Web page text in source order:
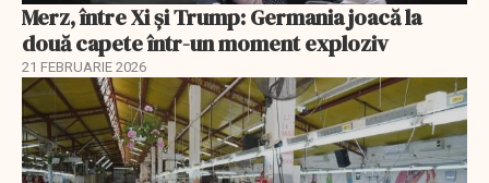
Merz, între Xi și Trump: Germania joacă la
două capete într-un moment exploziv
21 FEBRUARIE 2026